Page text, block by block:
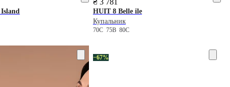
HUIT 8Belle ile
Купальник
70C 75B 80C
−67%